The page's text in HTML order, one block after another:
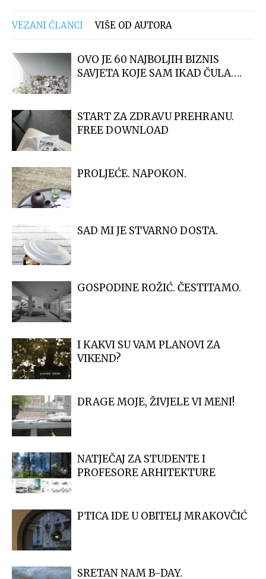
VEZANI ČLANCI VIŠE OD AUTORA
OVO JE 60 NAJBOLJIH BIZNIS
SAVJETA KOJE SAM IKAD ČULA….
START ZA ZDRAVU PREHRANU.
FREE DOWNLOAD
PROLJEĆE. NAPOKON.
SAD MI JE STVARNO DOSTA.
GOSPODINE ROŽIĆ. ČESTITAMO.
I KAKVI SU VAM PLANOVI ZA
VIKEND?
DRAGE MOJE, ŽIVJELE VI MENI!
NATJEČAJ ZA STUDENTE I
PROFESORE ARHITEKTURE
PTICA IDE U OBITELJ MRAKOVČIĆ
SRETAN NAM B-DAY.